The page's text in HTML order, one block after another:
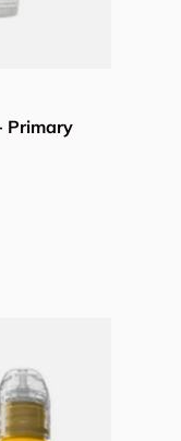
Primary